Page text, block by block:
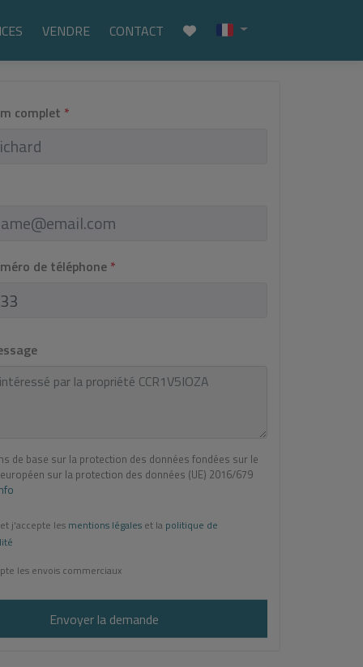
VENDRE CONTACT
complet *
de téléphone *
de base sur la protection des données fondées sur le
sur la protection des données (UE) 2016/679
j'accepte les mentions légales et la politique de
les envois commerciaux
Envoyer la demande